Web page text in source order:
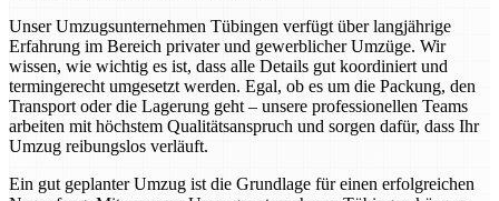
Unser Umzugsunternehmen Tübingen verfügt über langjährige
Erfahrung im Bereich privater und gewerblicher Umzüge. Wir
wissen, wie wichtig es ist, dass alle Details gut koordiniert und
termingerecht umgesetzt werden. Egal, ob es um die Packung, den
Transport oder die Lagerung geht – unsere professionellen Teams
arbeiten mit höchstem Qualitätsanspruch und sorgen dafür, dass Ihr
Umzug reibungslos verläuft.
Ein gut geplanter Umzug ist die Grundlage für einen erfolgreichen